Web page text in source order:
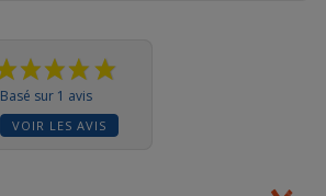
Basé sur 1 avis
VOIR LES AVIS